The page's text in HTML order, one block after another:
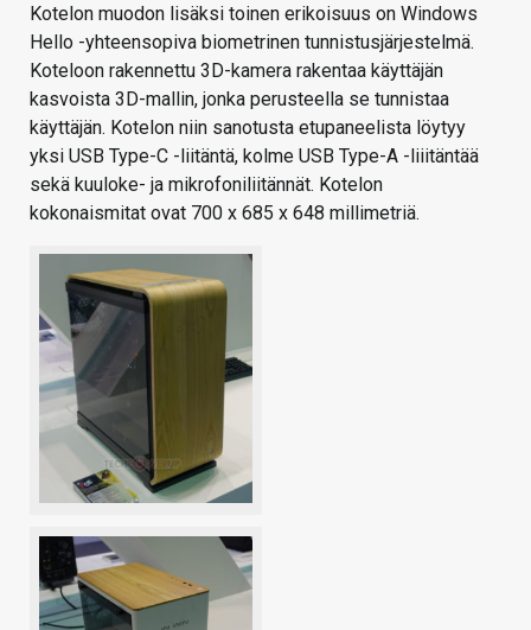
Kotelon muodon lisäksi toinen erikoisuus on Windows
Hello -yhteensopiva biometrinen tunnistusjärjestelmä.
Koteloon rakennettu 3D-kamera rakentaa käyttäjän
kasvoista 3D-mallin, jonka perusteella se tunnistaa
käyttäjän. Kotelon niin sanotusta etupaneelista löytyy
yksi USB Type-C -liitäntä, kolme USB Type-A -liiitäntää
sekä kuuloke- ja mikrofoniliitännät. Kotelon
kokonaismitat ovat 700 x 685 x 648 millimetriä.